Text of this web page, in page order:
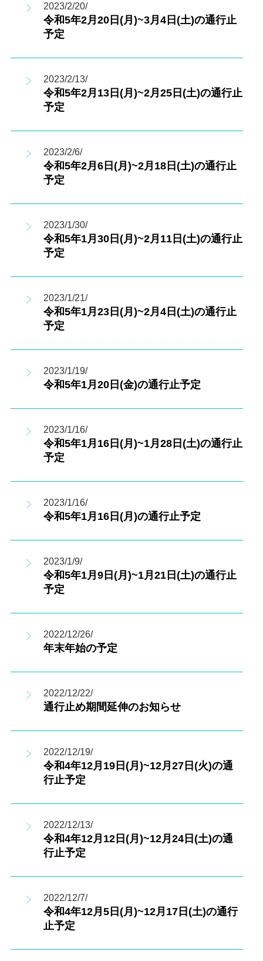
2023/2/20/
令和5年2月20日(月)~3月4日(土)の通行止
予定
2023/2/13/
令和5年2月13日(月)~2月25日(土)の通行止
予定
2023/2/6/
令和5年2月6日(月)~2月18日(土)の通行止
予定
2023/1/30/
令和5年1月30日(月)~2月11日(土)の通行止
予定
2023/1/21/
令和5年1月23日(月)~2月4日(土)の通行止
予定
2023/1/19/
令和5年1月20日(金)の通行止予定
2023/1/16/
令和5年1月16日(月)~1月28日(土)の通行止
予定
2023/1/16/
令和5年1月16日(月)の通行止予定
2023/1/9/
令和5年1月9日(月)~1月21日(土)の通行止
予定
2022/12/26/
年末年始の予定
2022/12/22/
通行止め期間延伸のお知らせ
2022/12/19/
令和4年12月19日(月)~12月27日(火)の通
行止予定
2022/12/13/
令和4年12月12日(月)~12月24日(土)の通
行止予定
2022/12/7/
令和4年12月5日(月)~12月17日(土)の通行
止予定